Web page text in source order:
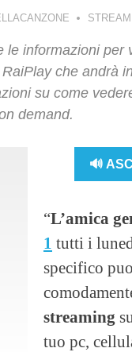
le informazioni per
che andrà
su come
demand.
🔊
“L’amica
1 tutti i
specifico
streaming
tuo pc,